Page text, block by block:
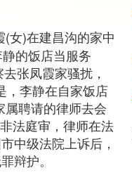
女)在建昌沟的家中
的饭店当服务
张凤霞家骚扰，
，李静在自家饭店
聘请的律师去会
法庭审，律师在法
中级法院上诉后，
辩护。